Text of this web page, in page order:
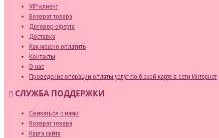
VIP клиент
Возврат товара
Договор-оферта
Доставка
Как можно оплатить
Контакты
О нас
Проведение операции оплаты услуг по б-ской карте в сети Интернет
СЛУЖБА ПОДДЕРЖКИ
Связаться с нами
Возврат товара
Карта сайта